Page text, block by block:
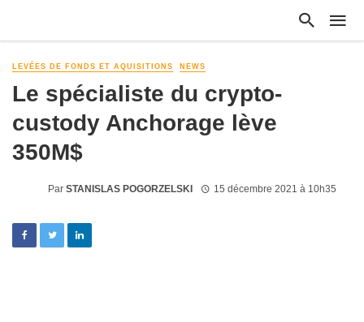
LEVÉES DE FONDS ET AQUISITIONS NEWS
Le spécialiste du crypto-
custody Anchorage lève
350M$
Par STANISLAS POGORZELSKI 15 décembre 2021 à 10h35